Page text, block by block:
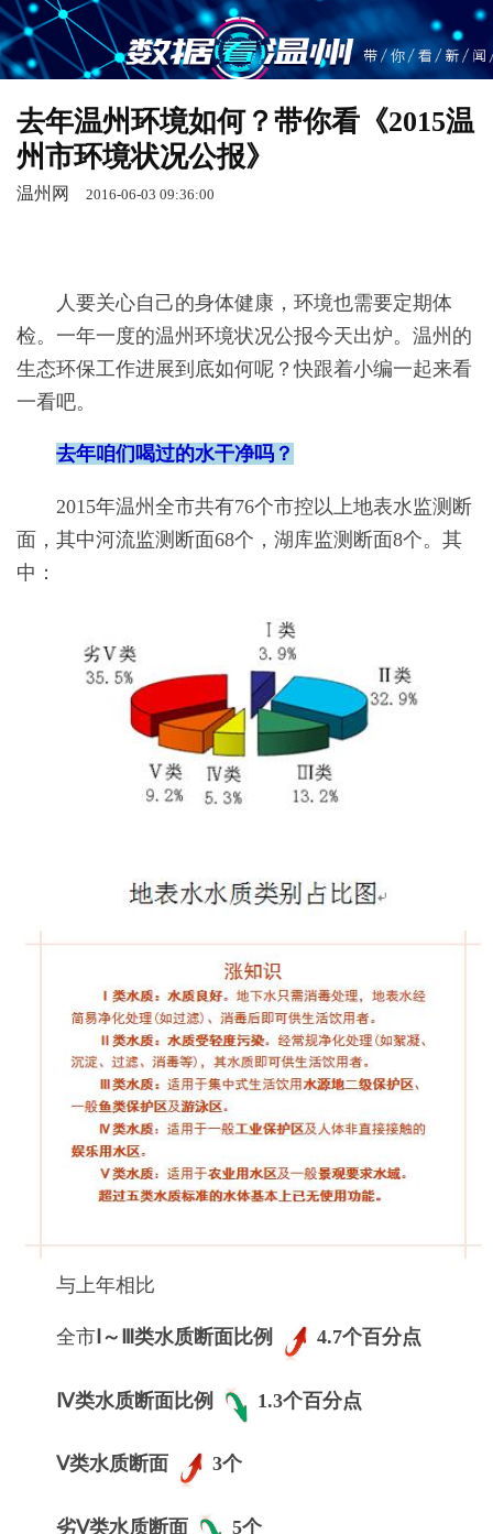
去年温州环境如何？带你看《2015温
州市环境状况公报》
温州网 2016-06-03 09:36:00
人要关心自己的身体健康，环境也需要定期体
检。一年一度的温州环境状况公报今天出炉。温州的
生态环保工作进展到底如何呢？快跟着小编一起来看
一看吧。
去年咱们喝过的水干净吗？
2015年温州全市共有76个市控以上地表水监测断
面，其中河流监测断面68个，湖库监测断面8个。其
中：
与上年相比
全市 Ⅰ～Ⅲ类水质断面比例 4.7个百分点
Ⅳ类水质断面比例 1.3个百分点
Ⅴ类水质断面 3个
劣Ⅴ类水质断面 5个